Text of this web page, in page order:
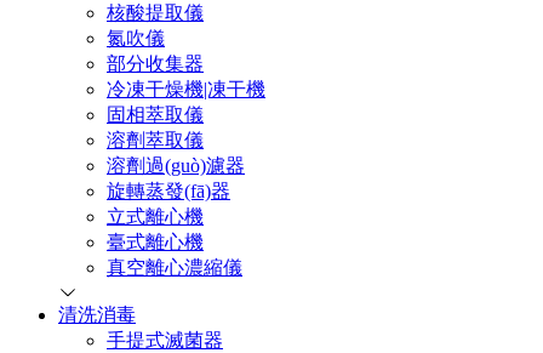
核酸提取儀
氮吹儀
部分收集器
冷凍干燥機|凍干機
固相萃取儀
溶劑萃取儀
溶劑過(guò)濾器
旋轉蒸發(fā)器
立式離心機
臺式離心機
真空離心濃縮儀
清洗消毒
手提式滅菌器